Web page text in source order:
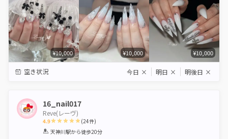
¥10,000 ¥10,000 ¥10,000
空き状況 今日 × 明日 × 明後日 ×
16_nail017
Reve(レーヴ)
4.9
1 2 3 4 5
(24件)
天神川駅から徒歩20分